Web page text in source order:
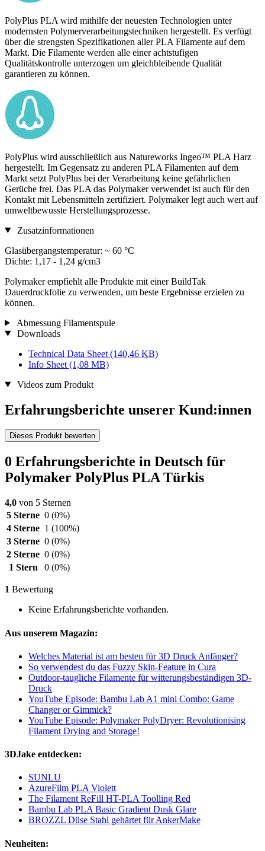
PolyPlus PLA wird mithilfe der neuesten Technologien unter
modernsten Polymerverarbeitungstechniken hergestellt. Es verfügt
über die strengsten Spezifikationen aller PLA Filamente auf dem
Markt. Die Filamente werden alle einer achtstufigen
Qualitätskontrolle unterzogen um gleichbleibende Qualität
garantieren zu können.
PolyPlus wird ausschließlich aus Natureworks Ingeo™ PLA Harz
hergestellt. Im Gegensatz zu anderen PLA Filamenten auf dem
Markt setzt PolyPlus bei der Verarbeitung keine gefährlichen
Gerüche frei. Das PLA das Polymaker verwendet ist auch für den
Kontakt mit Lebensmitteln zertifiziert. Polymaker legt auch wert auf
umweltbewusste Herstellungsprozesse.
Zusatzinformationen
Glasübergangstemperatur: ~ 60 °C
Dichte: 1,17 - 1,24 g/cm3
Polymaker empfiehlt alle Produkte mit einer BuildTak
Dauerdruckfolie zu verwenden, um beste Ergebnisse erzielen zu
können.
Abmessung Filamentspule
Downloads
Technical Data Sheet (140,46 KB)
Info Sheet (1,08 MB)
Videos zum Produkt
Erfahrungsberichte unserer Kund:innen
Dieses Produkt bewerten
0 Erfahrungsberichte in Deutsch für
Polymaker PolyPlus PLA Türkis
4,0 von 5 Sternen
5 Sterne 0 (0%)
4 Sterne 1 (100%)
3 Sterne 0 (0%)
2 Sterne 0 (0%)
1 Stern
0 (0%)
1 Bewertung
Keine Erfahrungsberichte vorhanden.
Aus unserem Magazin:
Welches Material ist am besten für 3D Druck Anfänger?
So verwendest du das Fuzzy Skin-Feature in Cura
Outdoor-taugliche Filamente für witterungsbeständigen 3D-
Druck
YouTube Episode: Bambu Lab A1 mini Combo: Game
Changer or Gimmick?
YouTube Episode: Polymaker PolyDryer: Revolutionising
Filament Drying and Storage!
3DJake entdecken:
SUNLU
AzureFilm PLA Violett
The Filament ReFill HT-PLA Toolling Red
Bambu Lab PLA Basic Gradient Dusk Glare
BROZZL Düse Stahl gehärtet für AnkerMake
Neuheiten: